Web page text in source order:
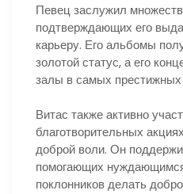
Певец заслужил
подтверждающих его
карьеру. Его альбомы
золотой статус, а его
залы в самых
Витас также активно
благотворительных
доброй воли. Он
помогающих
поклонников делать